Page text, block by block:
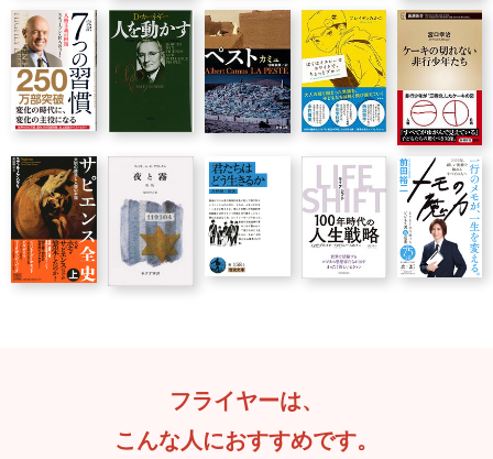
フライヤーは、
こんな人におすすめです。